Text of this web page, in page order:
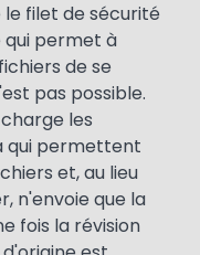
filet de sécurité
qui permet à
de se
pas possible.
les
qui permettent
et, au lieu
n'envoie que la
fois la révision